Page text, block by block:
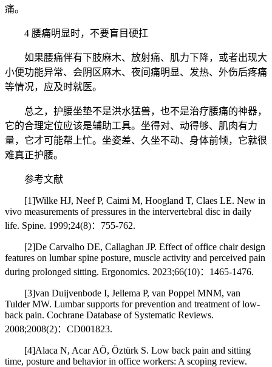
痛。
4 腰痛明显时，不要盲目硬扛
如果腰痛伴有下肢麻木、放射痛、肌力下降，或者出现大
小便功能异常、会阴区麻木、夜间痛明显、发热、外伤后疼痛
等情况，应及时就医。
总之，护腰坐垫不是洪水猛兽，也不是治疗腰痛的神器，
它的合理定位应该是辅助工具。坐得对、动得够、肌肉有力
量，它才可能帮上忙。坐姿差、久坐不动、身体前倾，它就很
难真正护腰。
参考文献
[1]Wilke HJ, Neef P, Caimi M, Hoogland T, Claes LE. New in
vivo measurements of pressures in the intervertebral disc in daily
life. Spine. 1999;24(8)：755-762.
[2]De Carvalho DE, Callaghan JP. Effect of office chair design
features on lumbar spine posture, muscle activity and perceived pain
during prolonged sitting. Ergonomics. 2023;66(10)：1465-1476.
[3]van Duijvenbode I, Jellema P, van Poppel MNM, van
Tulder MW. Lumbar supports for prevention and treatment of low-
back pain. Cochrane Database of Systematic Reviews.
2008;2008(2)：CD001823.
[4]Alaca N, Acar AÖ, Öztürk S. Low back pain and sitting
time, posture and behavior in office workers: A scoping review.